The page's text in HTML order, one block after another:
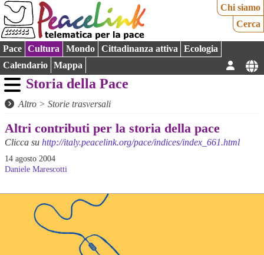
Chi siamo
Cerca
Pace Cultura Mondo Cittadinanza attiva
Ecologia
Calendario
Mappa
Storia della Pace
Altro >Storie trasversali
Altri contributi per la storia della pace
Clicca su http://italy.peacelink.org/pace/indices/index_661.html
14 agosto 2004
Daniele Marescotti